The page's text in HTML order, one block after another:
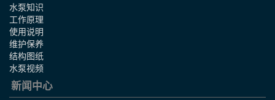
水泵知识
工作原理
使用说明
维护保养
结构图纸
水泵视频
新闻中心